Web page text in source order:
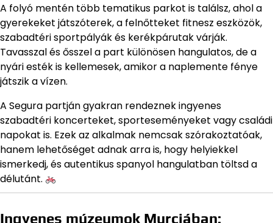
A folyó mentén több tematikus parkot is találsz, ahol a
gyerekeket játszóterek, a felnőtteket fitnesz eszközök,
szabadtéri sportpályák és kerékpárutak várják.
Tavasszal és ősszel a part különösen hangulatos, de a
nyári esték is kellemesek, amikor a naplemente fénye
játszik a vízen.
A Segura partján gyakran rendeznek ingyenes
szabadtéri koncerteket, sporteseményeket vagy családi
napokat is. Ezek az alkalmak nemcsak szórakoztatóak,
hanem lehetőséget adnak arra is, hogy helyiekkel
ismerkedj, és autentikus spanyol hangulatban töltsd a
délutánt.
Ingyenes múzeumok Murciában: